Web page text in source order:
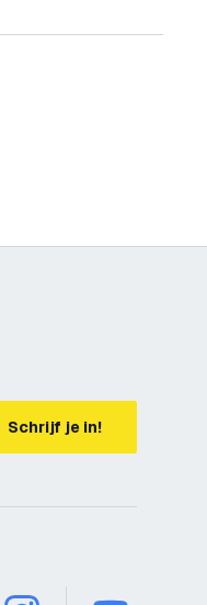
Schrijf je in!